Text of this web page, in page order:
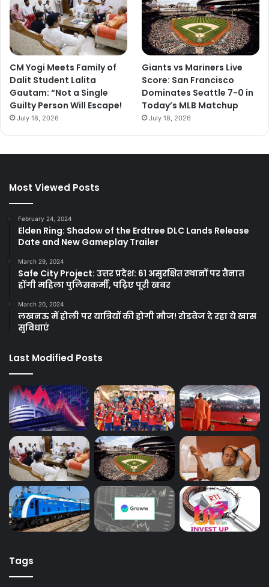
CM Yogi Meets Family of
Dalit Student Lalita
Gautam: “Not a Single
Guilty Person Will Escape!
July 18, 2026
Giants vs Mariners Live
Score: San Francisco
Dominates Seattle 7-0 in
Today’s MLB Matchup
July 18, 2026
Most Viewed Posts
February 24, 2024
Elden Ring: Shadow of the Erdtree DLC Lands Release
Date and New Gameplay Trailer
March 29, 2024
Safe City Project: उत्तर प्रदेश: 61 असुरक्षित स्थानों पर तैनात
होंगी महिला पुलिसकर्मी, पढ़िए पूरी खबर
March 20, 2024
लखनऊ में होली पर यात्रियों की होगी मौज! रोडवेज दे रहा ये खास
सुविधाएं
Last Modified Posts
Tags